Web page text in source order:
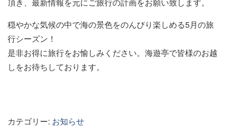
穏やかな気候の中で海の景色をのんびり楽しめる5月の旅
行シーズン！
是非お得に旅行をお愉しみください。海遊亭で皆様のお越
しをお待ちしております。
カテゴリー: お知らせ